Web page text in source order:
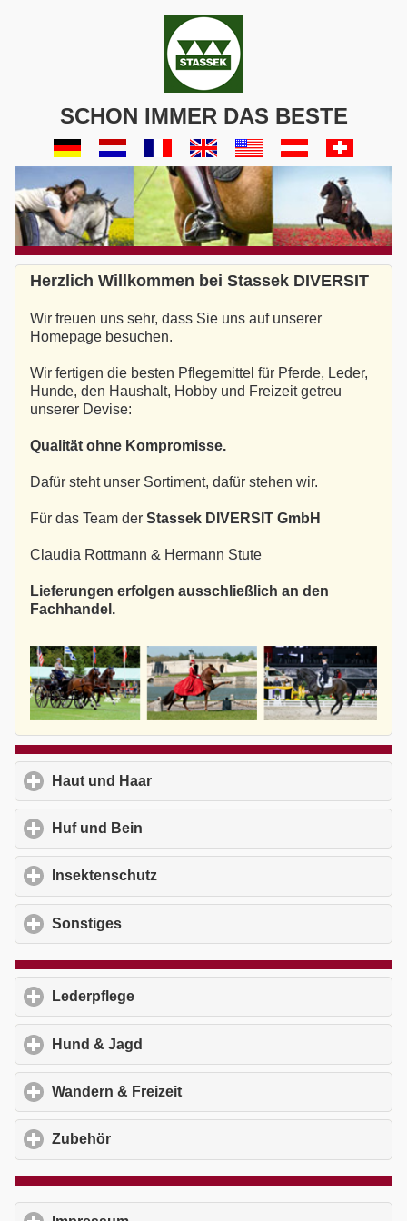
SCHON IMMER DAS BESTE
Herzlich Willkommen bei Stassek DIVERSIT
Wir freuen uns sehr, dass Sie uns auf unserer
Homepage besuchen.
Wir fertigen die besten Pflegemittel für Pferde, Leder,
Hunde, den Haushalt, Hobby und Freizeit getreu
unserer Devise:
Qualität ohne Kompromisse.
Dafür steht unser Sortiment, dafür stehen wir.
Für das Team der Stassek DIVERSIT GmbH
Claudia Rottmann & Hermann Stute
Lieferungen erfolgen ausschließlich an den
Fachhandel.
Haut und Haar
Huf und Bein
Insektenschutz
Sonstiges
Lederpflege
Hund & Jagd
Wandern & Freizeit
Zubehör